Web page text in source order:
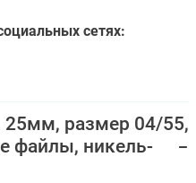
сетях:
25мм, размер 04/55,
файлы, никель-